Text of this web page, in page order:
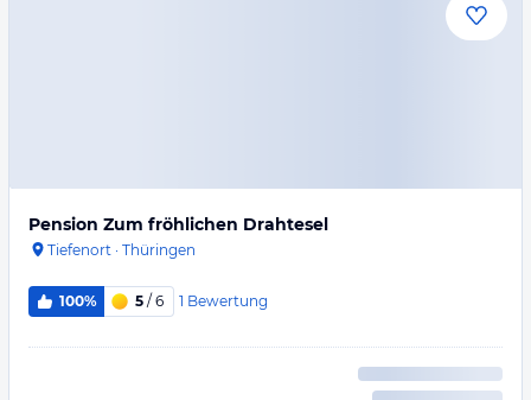
Pension Zum fröhlichen Drahtesel
Tiefenort · Thüringen
100% 5 / 6 1 Bewertung